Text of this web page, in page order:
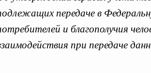
передаче в
и благополучия
при передаче
со справками к